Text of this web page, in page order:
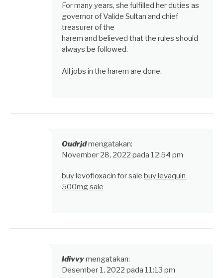
For many years, she fulfilled her duties as
governor of Valide Sultan and chief
treasurer of the
harem and believed that the rules should
always be followed.
All jobs in the harem are done.
Oudrjdmengatakan:
November 28, 2022 pada 12:54 pm
buy levofloxacin for sale buy levaquin
500mg sale
Idivvymengatakan:
Desember 1, 2022 pada 11:13 pm